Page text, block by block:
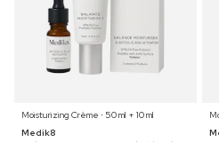
Moisturizing Crème ⋅ 50 ml + 10 ml
Medik8